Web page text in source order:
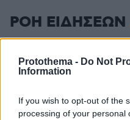
Protothema - Do Not
Information
If you wish to opt-out of the
processing of your personal
ΡΟΗ ΕΙΔΗΣΕΩΝ
Πραγματογνώμονας
του δυστυχήματος στις
πριν 8 λεπτά